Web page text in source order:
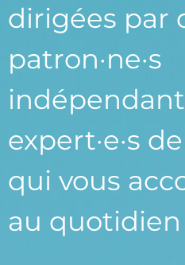
dirigées par
patron·ne·s
expert·e·s
qui vous
au quotidien